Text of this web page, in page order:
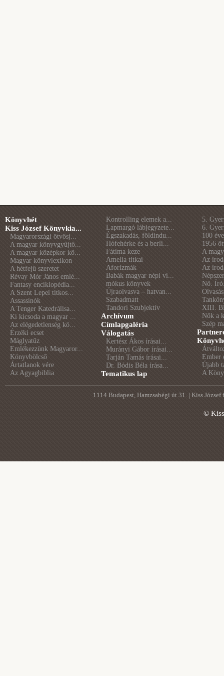
Könyvhét
Kiss József Könyvkia...
Magyarországi ötvösj...
A magyar könyvgyűjtő...
A magyar középkor kö...
Magyar könyvlexikon
A hétfejű szeretet
Révay Mór János emlé...
Fantasy enciklopédia...
A Szent Lepel titkos...
Assassinók
A Tenger Katedrálisa...
Ki kicsoda a magyar ...
Az elégedetlenség kö...
Érzéki ecset
Máglyatűz
Emlékezzünk Magyaror...
Könyvbölcső
Ártatlanok vére
Az Agyagbiblia
Kontrolling elemek a...
Lapmargó lábjegyzete...
Égszakadás, földindu...
Hófehérke és a berli...
Fátima keze
Amelia titkai
Aforizmák
Babák magyar népi vi...
mókus könyvek
Újraolvasva – hatvan...
Szabadmatt
Tandori Szubjektív
Archívum
Címlapgaléria
Válogatás
Kertész Ákos írásai...
Murányi Gábor írásai...
Tarján Tamás írásai...
Dr. Bódis Béla írása...
Tematikus lap
5.
6.
100
1956
A
Az
Az
Nő.
XIII.
Nők a
Szép
Ember
Újabb
A
1114 Budapest, Hamzsabégi út 31. | Kiss
©